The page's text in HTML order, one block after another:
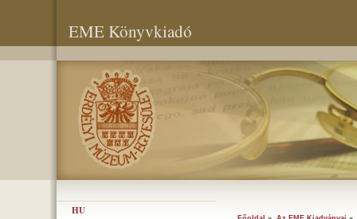
EME Könyvkiadó
HU